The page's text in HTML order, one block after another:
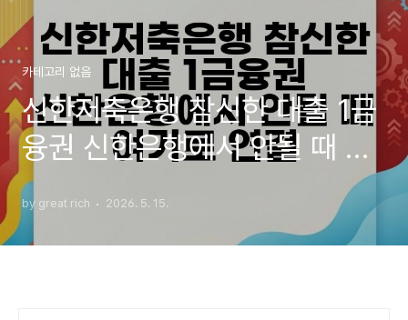
카테고리 없음
신한저축은행 참신한 대출 1금
융권 신한은행에서 안될 때 여
기로 연결
by great rich 2026. 5. 15.